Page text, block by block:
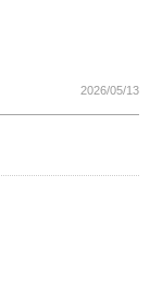
2026/05/13